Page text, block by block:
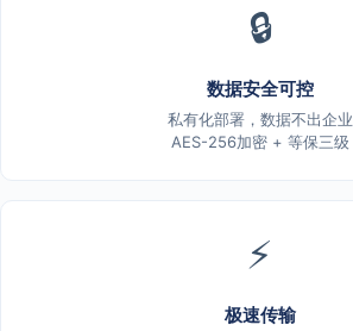
🔒
数据安全可控
私有化部署，数据不出企业
AES-256加密 + 等保三级
⚡
极速传输